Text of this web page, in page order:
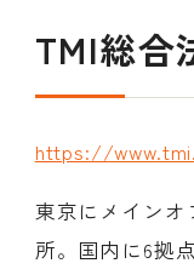
TMI総合
https://
東京にメイン
所。国内に6拠